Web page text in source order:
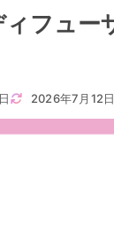
フュー
2026年7月12日